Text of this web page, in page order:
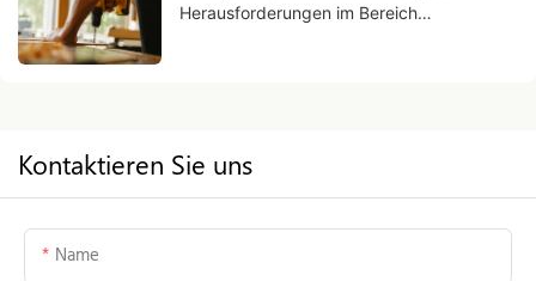
Herausforderungen im Bereich
Kontaktieren Sie uns
Name